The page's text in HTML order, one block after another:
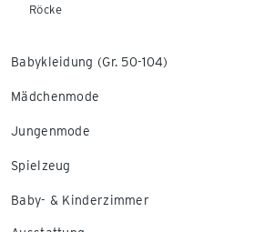
Röcke
Babykleidung (Gr. 50-104)
Mädchenmode
Jungenmode
Spielzeug
Baby- & Kinderzimmer